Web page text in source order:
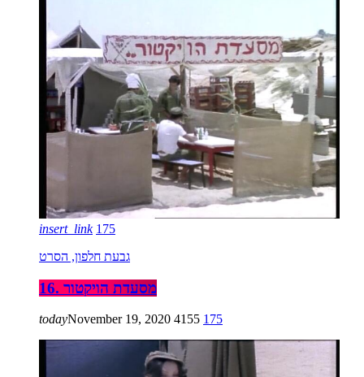
insert_link 175
גבעת חלפון, הסרט
16. מסעדת הויקטור
todayNovember 19, 2020 4155 175